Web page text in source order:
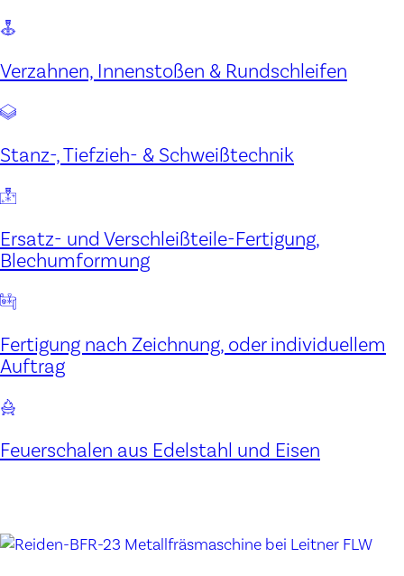
Verzahnen, Innenstoßen & Rundschleifen
Stanz-, Tiefzieh- & Schweißtechnik
Ersatz- und Verschleißteile-Fertigung,
Blechumformung
Fertigung nach Zeichnung, oder individuellem
Auftrag
Feuerschalen aus Edelstahl und Eisen